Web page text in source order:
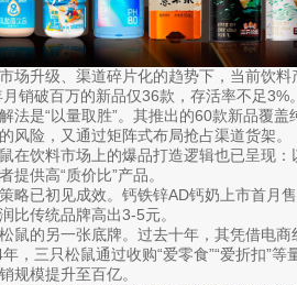
场升级、渠道碎片化的趋势下，当前饮
销破百万的新品仅36款，存活率不足3%。
法是“以量取胜”。其推出的60款新品覆
风险，又通过矩阵式布局抢占渠道货架。
在饮料市场上的爆品打造逻辑也已呈现
提供高“质价比”产品。
略已初见成效。钙铁锌AD钙奶上市首月
比传统品牌高出3-5元。
鼠的另一张底牌。过去十年，其凭借电
，三只松鼠通过收购“爱零食”“爱折扣”
规模提升至百亿。